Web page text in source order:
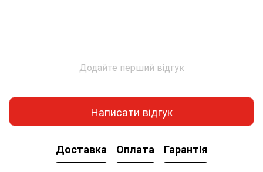
Додайте перший відгук
Написати відгук
Доставка Оплата Гарантія